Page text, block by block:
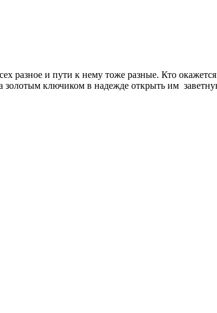
разное и пути к нему тоже разные. Кто
золотым ключиком в надежде открыть им